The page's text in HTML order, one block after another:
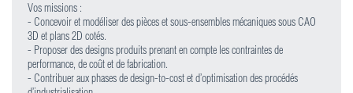
Vos missions :
- Concevoir et modéliser des pièces et sous-ensembles mécaniques sous CAO
3D et plans 2D cotés.
- Proposer des designs produits prenant en compte les contraintes de
performance, de coût et de fabrication.
- Contribuer aux phases de design-to-cost et d’optimisation des procédés